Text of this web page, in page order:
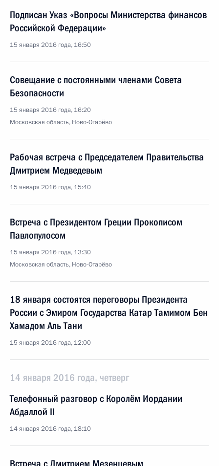
Подписан Указ «Вопросы Министерства финансов
Российской Федерации»
15 января 2016 года, 16:50
Совещание с постоянными членами Совета
Безопасности
15 января 2016 года, 16:20
Московская область, Ново-Огарёво
Рабочая встреча с Председателем Правительства
Дмитрием Медведевым
15 января 2016 года, 15:40
Встреча с Президентом Греции Прокописом
Павлопулосом
15 января 2016 года, 13:30
Московская область, Ново-Огарёво
18 января состоятся переговоры Президента
России с Эмиром Государства Катар Тамимом Бен
Хамадом Аль Тани
15 января 2016 года, 12:00
14 января 2016 года, четверг
Телефонный разговор с Королём Иордании
Абдаллой II
14 января 2016 года, 18:10
Встреча с Дмитрием Мезенцевым